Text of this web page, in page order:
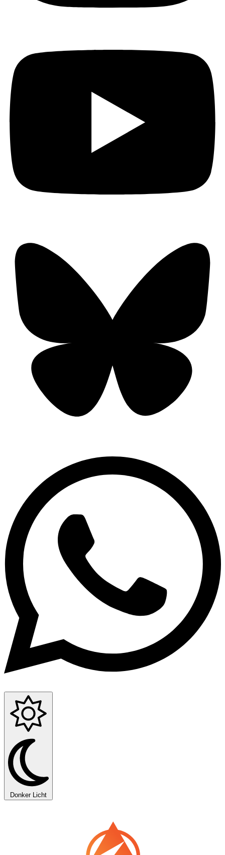
Donker Licht